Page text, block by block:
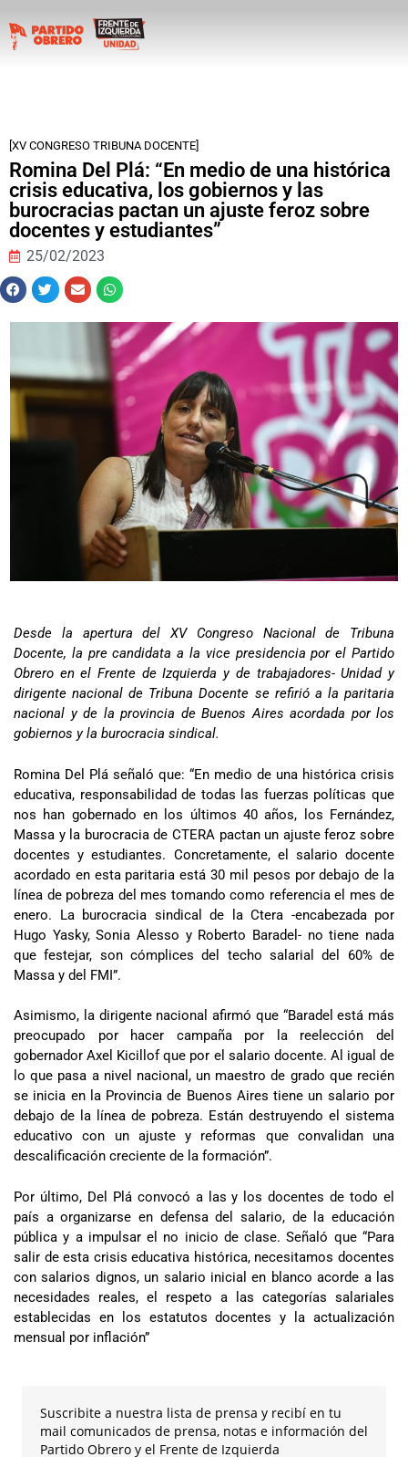
[XV CONGRESO TRIBUNA DOCENTE]
Romina Del Plá: “En medio de una histórica
crisis educativa, los gobiernos y las
burocracias pactan un ajuste feroz sobre
docentes y estudiantes”
25/02/2023
Desde la apertura del XV Congreso Nacional de Tribuna
Docente, la pre candidata a la vice presidencia por el Partido
Obrero en el Frente de Izquierda y de trabajadores- Unidad y
dirigente nacional de Tribuna Docente se refirió a la paritaria
nacional y de la provincia de Buenos Aires acordada por los
gobiernos y la burocracia sindical.
Romina Del Plá señaló que: “En medio de una histórica crisis
educativa, responsabilidad de todas las fuerzas políticas que
nos han gobernado en los últimos 40 años, los Fernández,
Massa y la burocracia de CTERA pactan un ajuste feroz sobre
docentes y estudiantes. Concretamente, el salario docente
acordado en esta paritaria está 30 mil pesos por debajo de la
línea de pobreza del mes tomando como referencia el mes de
enero. La burocracia sindical de la Ctera -encabezada por
Hugo Yasky, Sonia Alesso y Roberto Baradel- no tiene nada
que festejar, son cómplices del techo salarial del 60% de
Massa y del FMI”.
Asimismo, la dirigente nacional afirmó que “Baradel está más
preocupado por hacer campaña por la reelección del
gobernador Axel Kicillof que por el salario docente. Al igual de
lo que pasa a nivel nacional, un maestro de grado que recién
se inicia en la Provincia de Buenos Aires tiene un salario por
debajo de la línea de pobreza. Están destruyendo el sistema
educativo con un ajuste y reformas que convalidan una
descalificación creciente de la formación”.
Por último, Del Plá convocó a las y los docentes de todo el
país a organizarse en defensa del salario, de la educación
pública y a impulsar el no inicio de clase. Señaló que “Para
salir de esta crisis educativa histórica, necesitamos docentes
con salarios dignos, un salario inicial en blanco acorde a las
necesidades reales, el respeto a las categorías salariales
establecidas en los estatutos docentes y la actualización
mensual por inflación”
Suscribite a nuestra lista de prensa y recibí en tu
mail comunicados de prensa, notas e información del
Partido Obrero y el Frente de Izquierda